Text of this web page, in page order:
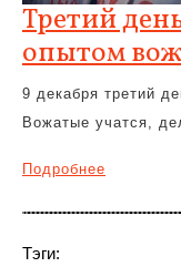
Третий
опытом
9 декабря третий
Вожатые учатся,
Подробнее
Тэги: